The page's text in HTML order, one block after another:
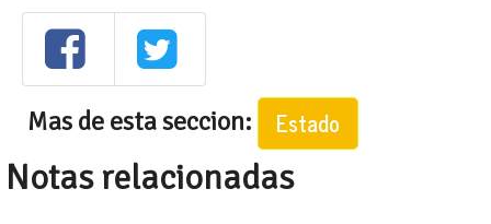
Mas de esta seccion: Estado
Notas relacionadas